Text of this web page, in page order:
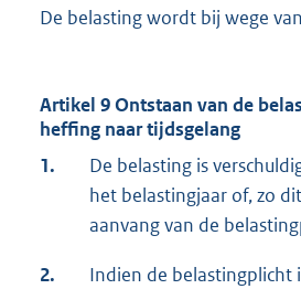
De belasting wordt bij wege
Artikel 9 Ontstaan van de
heffing naar tijdsgelang
1.
De belasting is
het belastingjaar of, zo
aanvang van de
2.
Indien de belastingplicht